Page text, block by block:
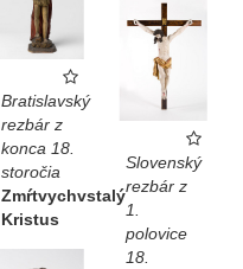
Bratislavský
rezbár z
konca 18.
storočia
Zmŕtvychvstalý
Kristus
Slovenský
rezbár z
1.
polovice
18.